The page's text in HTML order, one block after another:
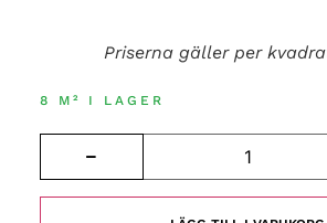
Priserna gäller per
8 M² I LAGER